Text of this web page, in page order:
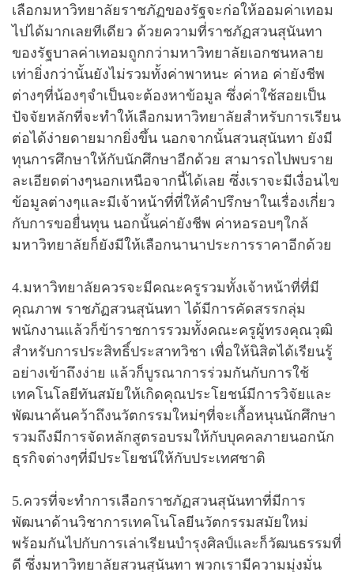
เลือกมหาวิทยาลัยราชภัฏของรัฐจะก่อให้ออมค่าเทอม
ไปได้มากเลยทีเดียว ด้วยความที่ราชภัฏสวนสุนันทา
ของรัฐบาลค่าเทอมถูกกว่ามหาวิทยาลัยเอกชนหลาย
เท่ายิ่งกว่านั้นยังไม่รวมทั้งค่าพาหนะ ค่าหอ ค่ายังชีพ
ต่างๆที่น้องๆจำเป็นจะต้องหาข้อมูล ซึ่งค่าใช้สอยเป็น
ปัจจัยหลักที่จะทำให้เลือกมหาวิทยาลัยสำหรับการเรียน
ต่อได้ง่ายดายมากยิ่งขึ้น นอกจากนั้นสวนสุนันทา ยังมี
ทุนการศึกษาให้กับนักศึกษาอีกด้วย สามารถไปพบราย
ละเอียดต่างๆนอกเหนือจากนี้ได้เลย ซึ่งเราจะมีเงื่อนไข
ข้อมูลต่างๆและมีเจ้าหน้าที่ที่ให้คำปรึกษาในเรื่องเกี่ยว
กับการขอยื่นทุน นอกนั้นค่ายังชีพ ค่าหอรอบๆใกล้
มหาวิทยาลัยก็ยังมีให้เลือกนานาประการราคาอีกด้วย
4.มหาวิทยาลัยควรจะมีคณะครูรวมทั้งเจ้าหน้าที่ที่มี
คุณภาพ ราชภัฏสวนสุนันทา ได้มีการคัดสรรกลุ่ม
พนักงานแล้วก็ข้าราชการรวมทั้งคณะครูผู้ทรงคุณวุฒิ
สำหรับการประสิทธิ์ประสาทวิชา เพื่อให้นิสิตได้เรียนรู้
อย่างเข้าถึงง่าย แล้วก็บูรณาการร่วมกันกับการใช้
เทคโนโลยีทันสมัยให้เกิดคุณประโยชน์มีการวิจัยและ
พัฒนาค้นคว้าถึงนวัตกรรมใหม่ๆที่จะเกื้อหนุนนักศึกษา
รวมถึงมีการจัดหลักสูตรอบรมให้กับบุคคลภายนอกนัก
ธุรกิจต่างๆที่มีประโยชน์ให้กับประเทศชาติ
5.ควรที่จะทำการเลือกราชภัฏสวนสุนันทาที่มีการ
พัฒนาด้านวิชาการเทคโนโลยีนวัตกรรมสมัยใหม่
พร้อมกันไปกับการเล่าเรียนบำรุงศิลป์และก็วัฒนธรรมที่
ดี ซึ่งมหาวิทยาลัยสวนสุนันทา พวกเรามีความมุ่งมั่น